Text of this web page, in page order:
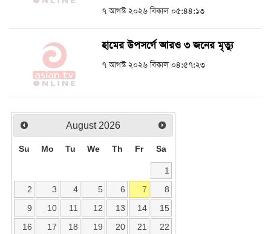
৭ আগস্ট ২০২৬ বিকাল ০৫:৪৪:১৩
হামের উপসর্গে আরও ৩ জনের মৃত্যু
৭ আগস্ট ২০২৬ বিকাল ০৪:৫৭:২৩
August 2026
Su Mo Tu We Th Fr Sa
1
2
3 4 5 6 7
8
9
10 11 12 13 14
15
16
17 18 19 20 21
22